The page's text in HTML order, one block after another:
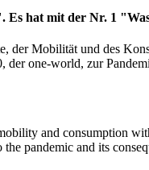
hat mit der Nr. 1
der Mobilität und des
one-world, zur
and consumption
pandemic and its